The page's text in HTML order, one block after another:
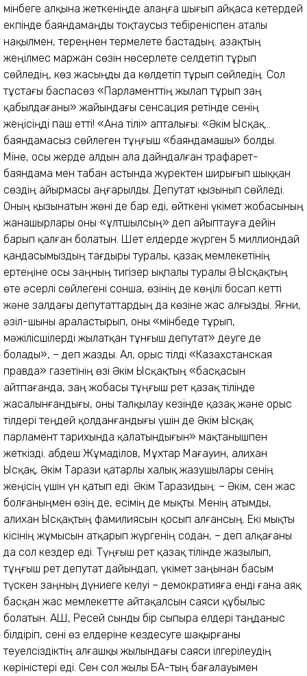
мінбеге алқына жеткеніңде алаңға шығып айқаса кетердей
екпінде баяндамаңды тоқтаусыз тебіреніспен аталы
нақылмен, тереңнен термелете бастадың. Қазақтың
жеңілмес маржан сөзін нөсерлете селдетіп тұрып
сөйледің, көз жасыңды да көлдетіп тұрып сөйледің. Сол
тұстағы баспасөз «Парламенттің жылап тұрып заң
қабылдағаны» жайындағы сенсация ретінде сенің
жеңісіңді паш етті! «Ана тілі» апталығы: «Әкім Ысқақ...
баяндамасыз сөйлеген тұңғыш «баяндамашы» болды.
Міне, осы жерде алдын ала дайндалған трафарет-
баяндама мен табан астында жүректен ширығып шыққан
сөздің айырмасы аңғарылды. Депутат қызынып сөйледі.
Оның қызынатын жөні де бар еді, өйткені үкімет жобасының
жанашырлары оны «ұлтшылсың» деп айыптауға дейін
барып қалған болатын. Шет елдерде жүрген 5 миллиондай
қандасымыздың тағдыры туралы, қазақ мемлекетінің
ертеңіне осы заңның тигізер ықпалы туралы Ә.Ысқақтың
өте әсерлі сөйлегені сонша, өзінің де көңілі босап кетті
және залдағы депутаттардың да көзіне жас алғызды. Яғни,
әзіл-шыны араластырып, оны «мінбеде тұрып,
мәжілісшілерді жылатқан тұнғыш депутат» деуге де
болады», – деп жазды. Ал, орыс тілді «Казахстанская
правда» газетінің өзі Әкім Ысқақтың «басқасын
айтпағанда, заң жобасы тұңғыш рет қазақ тілінде
жасалынғандығы, оны талқылау кезінде қазақ және орыс
тілдері теңдей қолданғандығы үшін де Әкім Ысқақ
парламент тарихында қалатындығын» мақтанышпен
жеткізді. Қабдеш Жұмаділов, Мұхтар Мағауин, Қалихан
Ысқақ, Әкім Тарази қатарлы халық жазушылары сенің
жеңісің үшін үн қатып еді. Әкім Таразидың: – Әкім, сен жас
болғаныңмен өзің де, есімің де мықты. Менің атымды,
Қалихан Ысқақтың фамилиясын қосып алғансың. Екі мықты
кісінің жұмысын атқарып жүргенің содан, – деп алқағаны
да сол кездер еді. Түңғыш рет қазақ тілінде жазылып,
тұңғыш рет депутат дайындап, үкімет заңынан басым
түскен заңның дүниеге келуі – демократияға енді ғана аяқ
басқан жас мемлекетте айтақалсын саяси құбылыс
болатын. АҚШ, Ресей сынды бір сыпыра елдері таңданыс
білдіріп, сені өз елдеріне кездесуге шақырғаны
теуелсіздіктің алғашқы жылындағы саяси ілгерілеудің
көріністері еді. Сен сол жылы БАҚ-тың бағалауымен